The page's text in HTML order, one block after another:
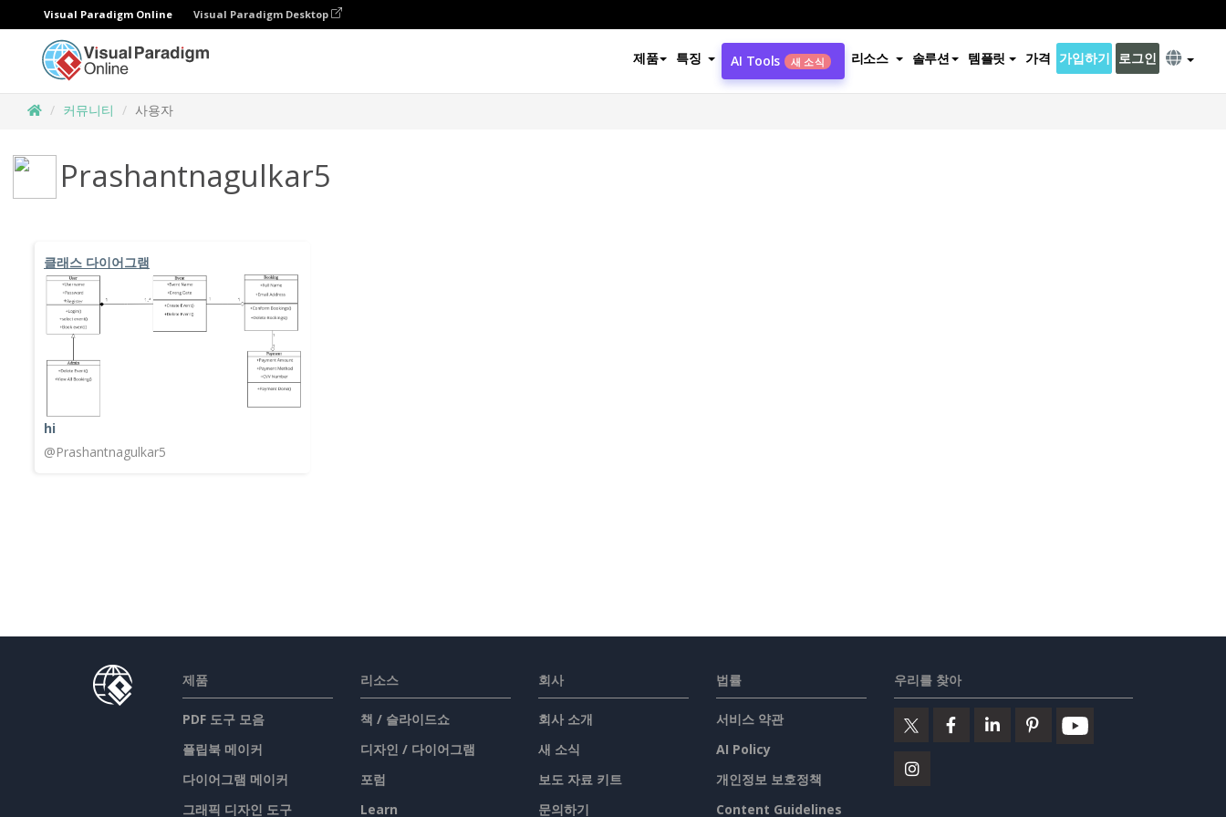
Visual Paradigm Online Visual Paradigm Desktop
제품 특징 AI Tools 새 소식 리소스 솔루션 템플릿 가격 가입하기 로그인
커뮤니티 사용자
Prashantnagulkar5
클래스 다이어그램
hi
@Prashantnagulkar5
제품
PDF 도구 모음
플립북 메이커
다이어그램 메이커
그래픽 디자인 도구
리소스
책 / 슬라이드쇼
디자인 / 다이어그램
포럼
Learn
회사
회사 소개
새 소식
보도 자료 키트
문의하기
법률
서비스 약관
AI Policy
개인정보 보호정책
Content Guidelines
우리를 찾아